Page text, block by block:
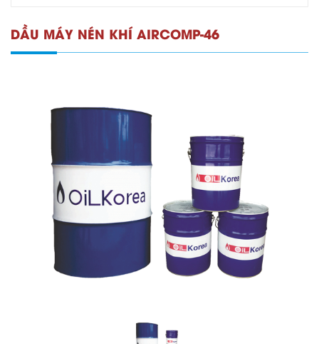
DẦU MÁY NÉN KHÍ AIRCOMP-46